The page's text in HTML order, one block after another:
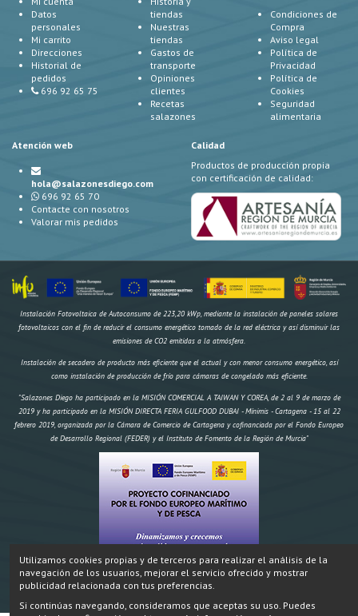
Datos
personales
Mi carrito
Direcciones
Historial de
pedidos
696 92 65 75
tiendas
Nuestras
tiendas
Gastos de
transporte
Opiniones
clientes
Recetas
salazones
Condiciones de
Compra
Aviso legal
Política de
Privacidad
Política de
Cookies
Seguridad
alimentaria
Atención web
hola@salazonesdiego.com
696 92 65 70
Contacte con nosotros
Valorar mis pedidos
Calidad
Productos de producción propia
con certificación de calidad:
Instalación Fotovoltaica de Autoconsumo de 223,20 kWp, mediante la instalación de paneles solares
fotovoltaicos con el fin de reducir el consumo energético tomado de la red eléctrica y así disminuir las
emisiones de CO2 emitidas a la atmósfera.
Instalación de secadero de producto más eficiente que el actual y con menor consumo energético, así
como instalación de producción de frío para cámaras de congelado más eficiente.
"Salazones Diego ha participado en la MISIÓN COMERCIAL A TAIWAN Y COREA, de 2 al 9 de marzo de
2019 y ha participado en la MISIÓN DIRECTA FERIA GULFOOD DUBAI - Mínimis - Cartagena - 15 al 22
febrero 2019, organizada por la Cámara de Comercio de Cartagena y cofinanciada por el Fondo Europeo
de Desarrollo Regional (FEDER) y el Instituto de Fomento de la Región de Murcia"
"Construcción de un secadero artificial y dos obradores climatizados, IMPORTE AYUDA
174.970,18 € FEMP 58.695,96€ CARM 19.564,99€ Total 78.259,95€" Proyecto cofinanciado por el Fondo
Europeo Marítimo y de Pesca.
Utilizamos cookies propias y de terceros para realizar el análisis de la
navegación de los usuarios, mejorar el servicio ofrecido y mostrar
publicidad relacionada con tus preferencias.
Si continúas navegando, consideramos que aceptas su uso. Puedes